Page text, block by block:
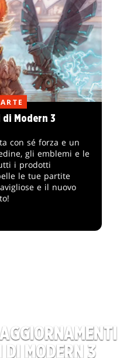
Modern 3
con sé forza e un
gli emblemi e le
i prodotti
le tue partite
e il nuovo
DI MODERN 3